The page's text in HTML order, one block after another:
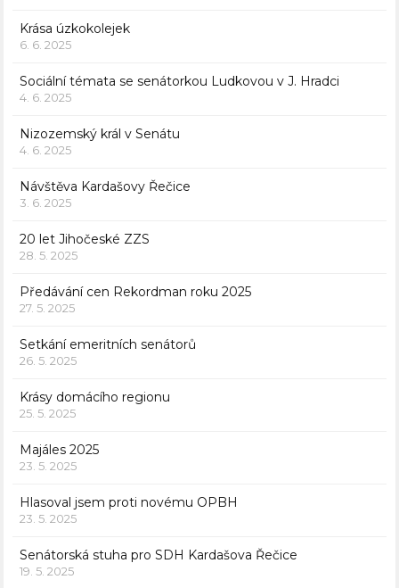
Krása úzkokolejek
6. 6. 2025
Sociální témata se senátorkou Ludkovou v J. Hradci
4. 6. 2025
Nizozemský král v Senátu
4. 6. 2025
Návštěva Kardašovy Řečice
3. 6. 2025
20 let Jihočeské ZZS
28. 5. 2025
Předávání cen Rekordman roku 2025
27. 5. 2025
Setkání emeritních senátorů
26. 5. 2025
Krásy domácího regionu
25. 5. 2025
Majáles 2025
23. 5. 2025
Hlasoval jsem proti novému OPBH
23. 5. 2025
Senátorská stuha pro SDH Kardašova Řečice
19. 5. 2025